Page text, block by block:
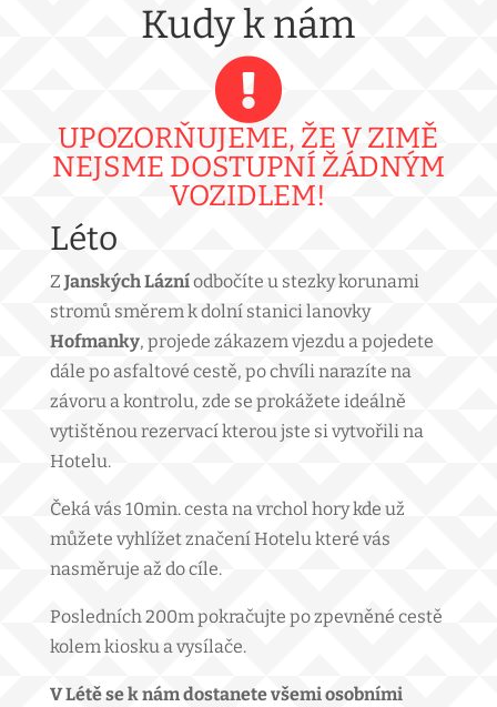
Kudy k nám

UPOZORŇUJEME, ŽE V ZIMĚ
NEJSME DOSTUPNÍ ŽÁDNÝM
VOZIDLEM!
Léto
Z Janských Lázníodbočíte u stezky korunami
stromů směrem k dolní stanici lanovky
Hofmanky, projede zákazem vjezdu a pojedete
dále po asfaltové cestě, po chvíli narazíte na
závoru a kontrolu, zde se prokážete ideálně
vytištěnou rezervací kterou jste si vytvořili na
Hotelu.
Čeká vás 10min. cesta na vrchol hory kde už
můžete vyhlížet značení Hotelu které vás
nasměruje až do cíle.
Posledních 200m pokračujte po zpevněné cestě
kolem kiosku a vysílače.
V Létě se k nám dostanete všemi osobními